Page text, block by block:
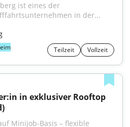
ist eines der
in der...
Teilzeit Vollzeit
in exklusiver Rooftop
Minijob-Basis – flexible